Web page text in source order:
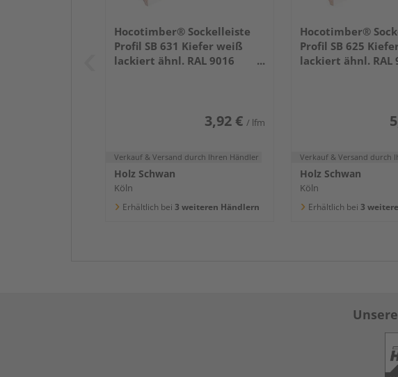
Hocotimber® Sockelleiste
Profil SB 631 Kiefer weiß
lackiert ähnl. RAL 9016
3,92 € / lfm
Verkauf & Versand durch Ihren Händler
Holz Schwan
Köln
Erhältlich bei 3 weiteren Händlern
Hocotimber®
Profil SB 625
lackiert ähnl. RAL
Verkauf & Versand durch
Holz Schwan
Köln
Erhältlich bei 3